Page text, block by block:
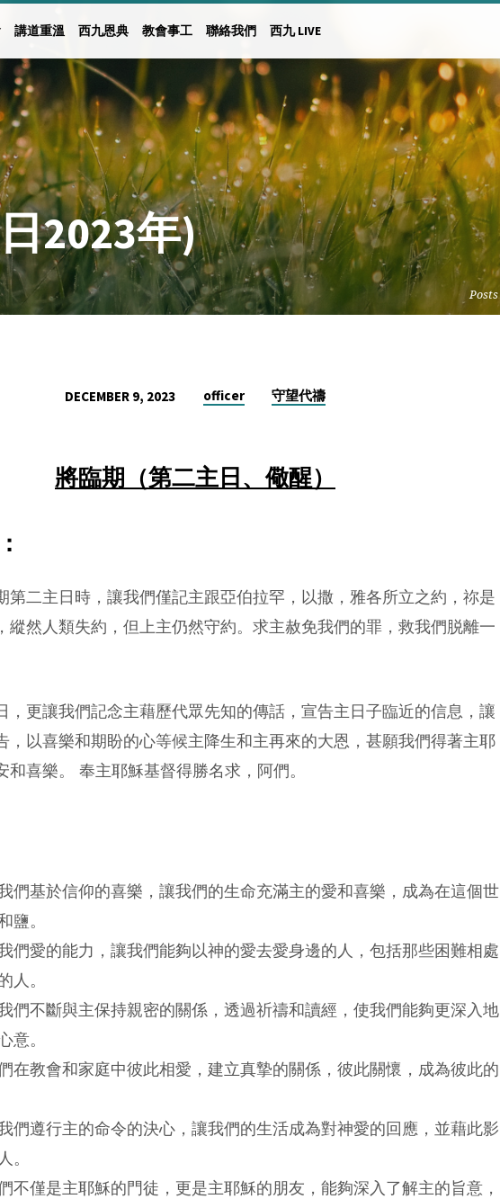
講道重溫 西九恩典 教會事工 聯絡我們 西九 LIVE
2023年)
Posts
DECEMBER 9, 2023 officer 守望代禱
將臨期（第二主日、儆醒）
第二主日時，讓我們僅記主跟亞伯拉罕，以撒，雅各所立之約，祢是
縱然人類失約，但上主仍然守約。求主赦免我們的罪，救我們脱離一
，更讓我們記念主藉歷代眾先知的傳話，宣告主日子臨近的信息，讓
，以喜樂和期盼的心等候主降生和主再來的大恩，甚願我們得著主耶
喜樂。 奉主耶穌基督得勝名求，阿們。
們基於信仰的喜樂，讓我們的生命充滿主的愛和喜樂，成為在這個世
鹽。
們愛的能力，讓我們能夠以神的愛去愛身邊的人，包括那些困難相處
人。
們不斷與主保持親密的關係，透過祈禱和讀經，使我們能夠更深入地
意。
在教會和家庭中彼此相愛，建立真摯的關係，彼此關懷，成為彼此的
們遵行主的命令的決心，讓我們的生活成為對神愛的回應，並藉此影
不僅是主耶穌的門徒，更是主耶穌的朋友，能夠深入了解主的旨意，